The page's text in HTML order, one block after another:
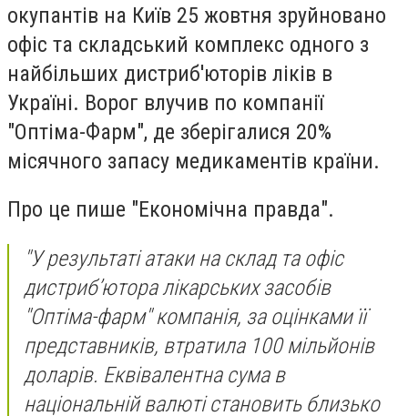
окупантів на Київ 25 жовтня зруйновано
офіс та складський комплекс одного з
найбільших дистриб'юторів ліків в
Україні. Ворог влучив по компанії
"Оптіма-Фарм", де зберігалися 20%
місячного запасу медикаментів країни.
Про це пише "Економічна правда".
"У результаті атаки на склад та офіс
дистрибʼютора лікарських засобів
"Оптіма-фарм" компанія, за оцінками її
представників, втратила 100 мільйонів
доларів. Еквівалентна сума в
національній валюті становить близько